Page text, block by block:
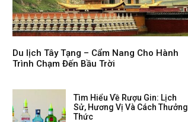
Du lịch Tây Tạng – Cẩm Nang Cho Hành
Trình Chạm Đến Bầu Trời
Tìm Hiểu Về Rượu Gin: Lịch
Sử, Hương Vị Và Cách Thưởng
Thức